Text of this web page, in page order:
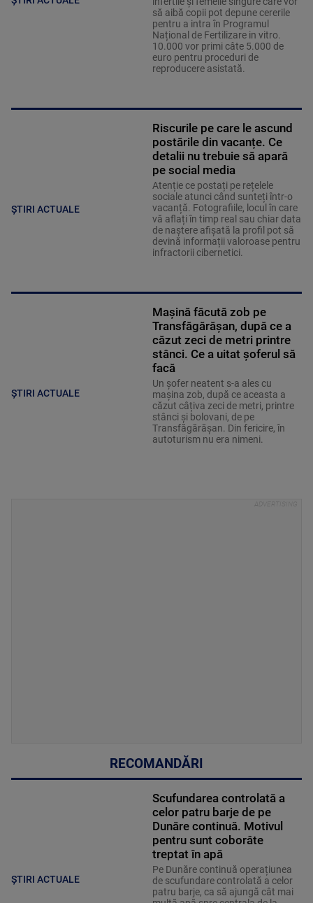
să aibă copii pot depune cererile
pentru a intra în Programul
Național de Fertilizare in vitro.
10.000 vor primi câte 5.000 de
euro pentru proceduri de
reproducere asistată.
ȘTIRI ACTUALE
Riscurile pe care le ascund
postările din vacanțe. Ce
detalii nu trebuie să apară
pe social media
Atenție ce postați pe rețelele
sociale atunci când sunteți într-o
vacanță. Fotografiile, locul în care
vă aflați în timp real sau chiar data
de naștere afișată la profil pot să
devină informații valoroase pentru
infractorii cibernetici.
ȘTIRI ACTUALE
Mașină făcută zob pe
Transfăgărășan, după ce a
căzut zeci de metri printre
stânci. Ce a uitat șoferul să
facă
Un șofer neatent s-a ales cu
mașina zob, după ce aceasta a
căzut câțiva zeci de metri, printre
stânci și bolovani, de pe
Transfăgărășan. Din fericire, în
autoturism nu era nimeni.
RECOMANDĂRI
ȘTIRI ACTUALE
Scufundarea controlată a
celor patru barje de pe
Dunăre continuă. Motivul
pentru sunt coborâte
treptat în apă
Pe Dunăre continuă operațiunea
de scufundare controlată a celor
patru barje, ca să ajungă cât mai